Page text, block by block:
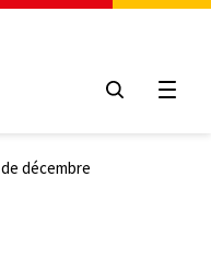
décembre